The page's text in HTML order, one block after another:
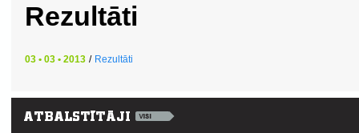
Rezultāti
03 • 03 • 2013 / Rezultāti